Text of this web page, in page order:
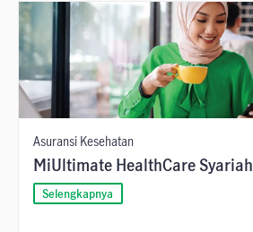
Asuransi Kesehatan
MiUltimate HealthCare Syariah
Selengkapnya